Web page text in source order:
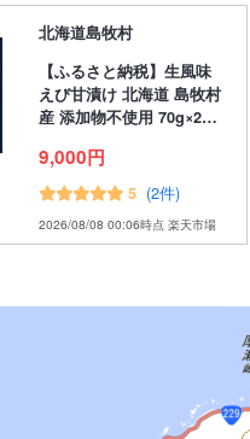
北海道島牧村
【ふるさと納税】生風味
えび甘漬け 北海道 島牧村
産 添加物不使用 70g×2…
9,000円
5 (2件)
2026/08/08 00:06時点 楽天市場